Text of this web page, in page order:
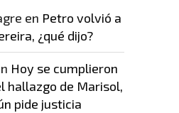
en Petro volvió a
¿qué dijo?
Hoy se cumplieron
hallazgo de Marisol,
pide justicia